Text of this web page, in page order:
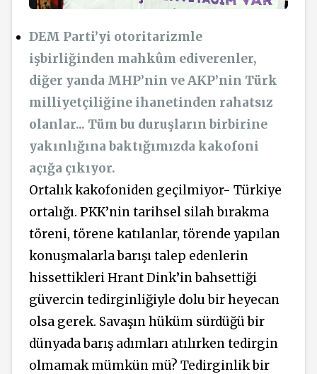
DEM Parti’yi otoritarizmle
işbirliğinden mahkûm ediverenler,
diğer yanda MHP’nin ve AKP’nin Türk
milliyetçiliğine ihanetinden rahatsız
olanlar... Tüm bu duruşların birbirine
yakınlığına baktığımızda kakofoni
açığa çıkıyor.
Ortalık kakofoniden geçilmiyor- Türkiye
ortalığı. PKK’nin tarihsel silah bırakma
töreni, törene katılanlar, törende yapılan
konuşmalarla barışı talep edenlerin
hissettikleri Hrant Dink’in bahsettiği
güvercin tedirginliğiyle dolu bir heyecan
olsa gerek. Savaşın hüküm sürdüğü bir
dünyada barış adımları atılırken tedirgin
olmamak mümkün mü? Tedirginlik bir